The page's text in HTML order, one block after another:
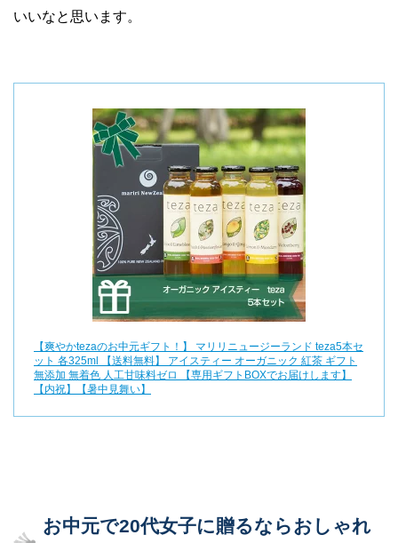
いいなと思います。
【爽やかtezaのお中元ギフト！】 マリリニュージーランド teza5本セ
ット 各325ml 【送料無料】 アイスティー オーガニック 紅茶 ギフト
無添加 無着色 人工甘味料ゼロ 【専用ギフトBOXでお届けします】
【内祝】【暑中見舞い】
お中元で20代女子に贈るならおしゃれ